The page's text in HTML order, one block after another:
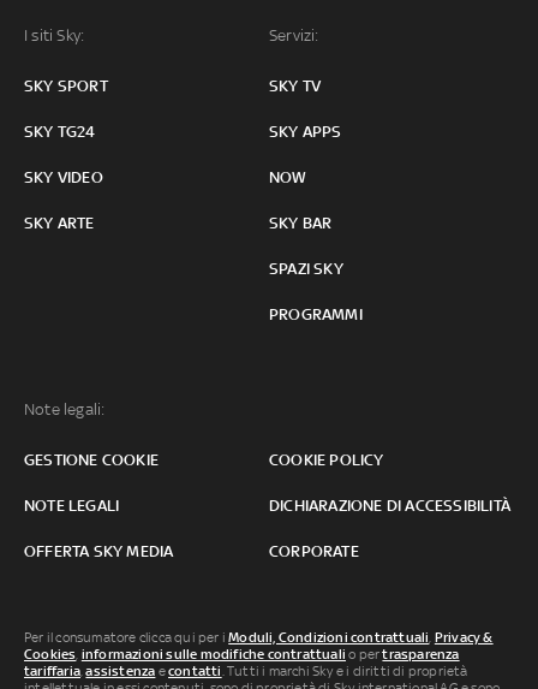
I siti Sky:
SKY SPORT
SKY TG24
SKY VIDEO
SKY ARTE
Servizi:
SKY TV
SKY APPS
NOW
SKY BAR
SPAZI SKY
PROGRAMMI
Note legali:
GESTIONE COOKIE COOKIE POLICY
NOTE LEGALI DICHIARAZIONE DI ACCESSIBILITÀ
OFFERTA SKY MEDIA CORPORATE
Per il consumatore clicca qui per iModuli, Condizioni contrattuali, Privacy &
Cookies, informazioni sulle modifiche contrattuali o pertrasparenza
tariffaria,assistenza econtatti. Tutti i marchi Sky e i diritti di proprietà